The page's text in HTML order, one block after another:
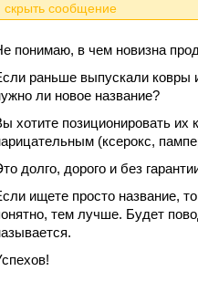
понимаю, в чем новизна
раньше выпускали ковры
ли новое название?
хотите позиционировать их
(ксерокс,
долго, дорого и без
ищете просто название,
тем лучше. Будет